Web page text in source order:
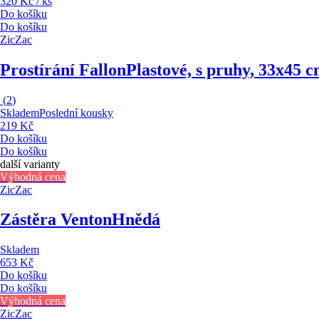
Do košíku
Do košíku
ZicZac
Prostírání FallonPlastové, s pruhy, 33x45
(2)
SklademPoslední kousky
219 Kč
Do košíku
Do košíku
další varianty
Výhodná cena
ZicZac
Zástěra VentonHnědá
Skladem
653 Kč
Do košíku
Do košíku
Výhodná cena
ZicZac